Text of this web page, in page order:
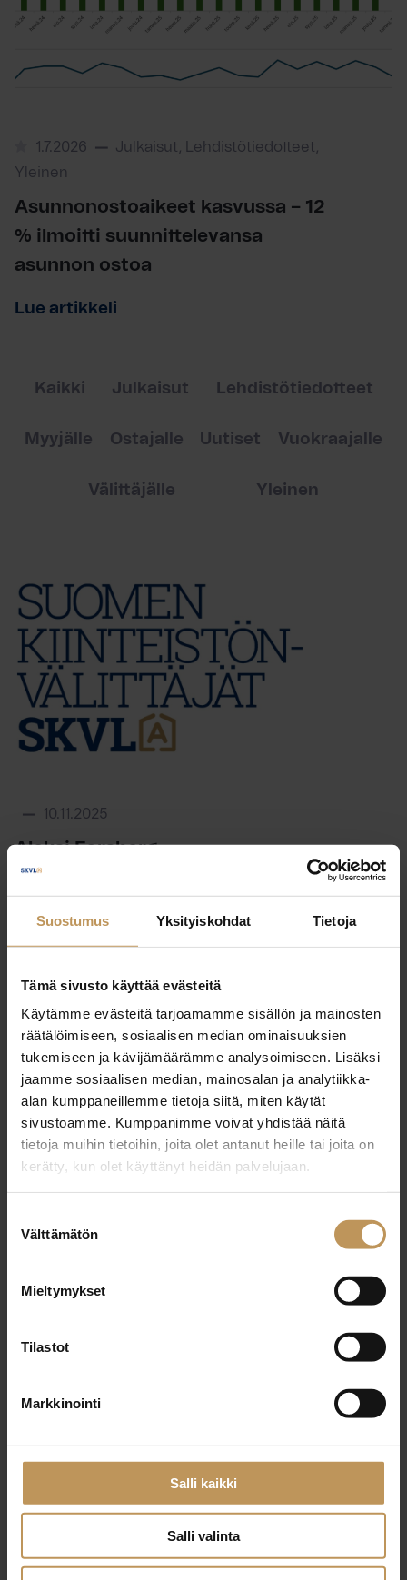
Suostumus Yksityiskohdat Tietoja
Tämä sivusto käyttää evästeitä
Käytämme evästeitä tarjoamamme sisällön ja mainosten
räätälöimiseen, sosiaalisen median ominaisuuksien
tukemiseen ja kävijämäärämme analysoimiseen. Lisäksi
jaamme sosiaalisen median, mainosalan ja analytiikka-
alan kumppaneillemme tietoja siitä, miten käytät
sivustoamme. Kumppanimme voivat yhdistää näitä
tietoja muihin tietoihin, joita olet antanut heille tai joita on
kerätty, kun olet käyttänyt heidän palvelujaan.
valinta
Välttämätön
Mieltymykset
Tilastot
Markkinointi
Salli kaikki
Salli valinta
1.7.2026
Julkaisut, Lehdistötiedotteet,
Yleinen
Asunnonostoaikeet kasvussa – 12
% ilmoitti suunnittelevansa
asunnon ostoa
Lue artikkeli
Kaikki Julkaisut Lehdistötiedotteet
Myyjälle Ostajalle Uutiset Vuokraajalle
Välittäjälle Yleinen
10.11.2025
Aleksi Forsberg
29.2.2024
Lue artikkeli